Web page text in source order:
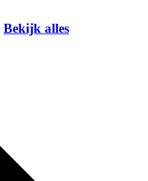
Bekijk alles